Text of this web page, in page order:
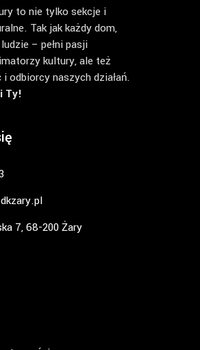
to nie tylko sekcje i
Tak jak każdy dom,
– pełni pasji
kultury, ale też
odbiorcy naszych działań.
Ty!
7, 68-200 Żary